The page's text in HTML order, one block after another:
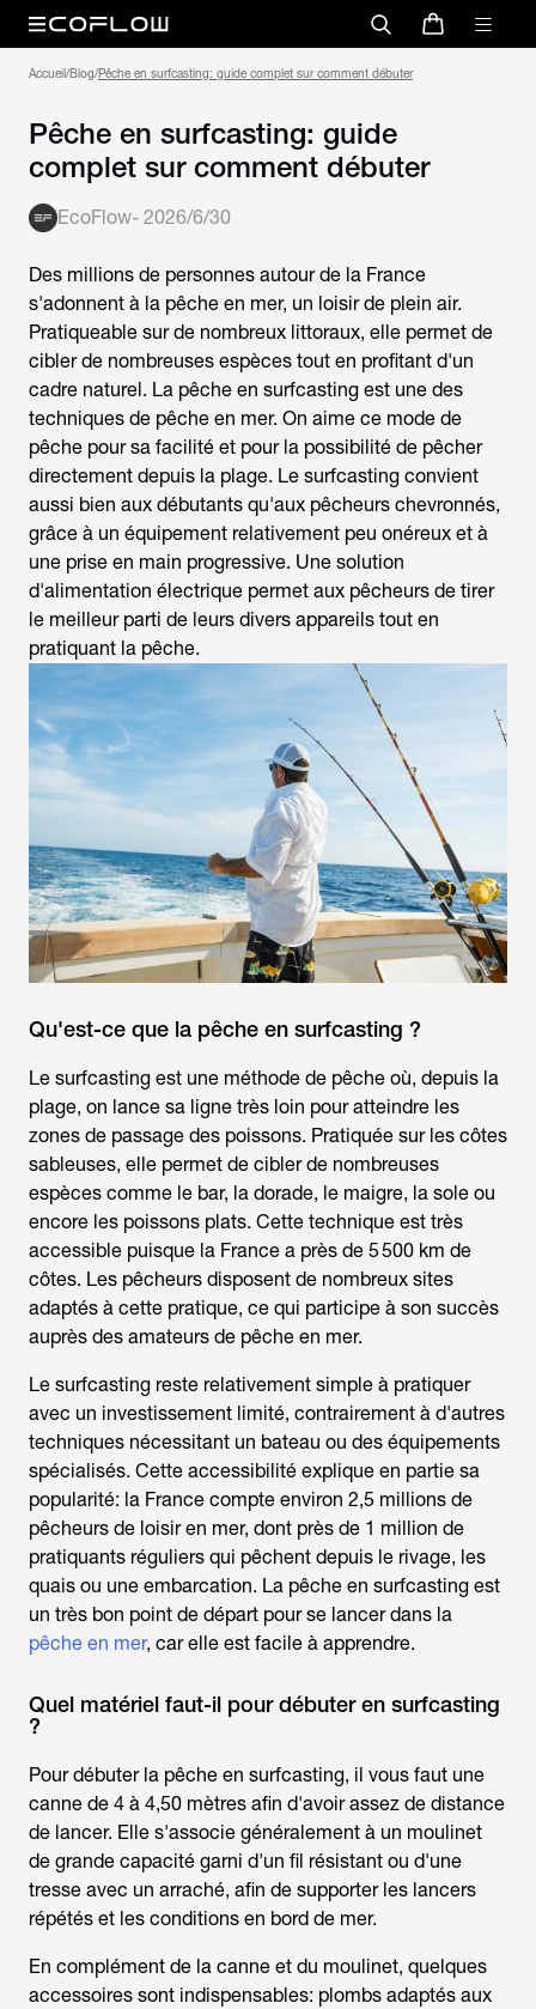
Accueil/Blog/Pêche en surfcasting: guide complet sur comment débuter
Pêche en surfcasting: guide
complet sur comment débuter
EcoFlow- 2026/6/30
Des millions de personnes autour de la France
s'adonnent à la pêche en mer, un loisir de plein air.
Pratiqueable sur de nombreux littoraux, elle permet de
cibler de nombreuses espèces tout en profitant d'un
cadre naturel. La pêche en surfcasting est une des
techniques de pêche en mer. On aime ce mode de
pêche pour sa facilité et pour la possibilité de pêcher
directement depuis la plage. Le surfcasting convient
aussi bien aux débutants qu'aux pêcheurs chevronnés,
grâce à un équipement relativement peu onéreux et à
une prise en main progressive. Une solution
d'alimentation électrique permet aux pêcheurs de tirer
le meilleur parti de leurs divers appareils tout en
pratiquant la pêche.
Qu'est-ce que la pêche en surfcasting ?
Le surfcasting est une méthode de pêche où, depuis la
plage, on lance sa ligne très loin pour atteindre les
zones de passage des poissons. Pratiquée sur les côtes
sableuses, elle permet de cibler de nombreuses
espèces comme le bar, la dorade, le maigre, la sole ou
encore les poissons plats. Cette technique est très
accessible puisque la France a près de 5 500 km de
côtes. Les pêcheurs disposent de nombreux sites
adaptés à cette pratique, ce qui participe à son succès
auprès des amateurs de pêche en mer.
Le surfcasting reste relativement simple à pratiquer
avec un investissement limité, contrairement à d'autres
techniques nécessitant un bateau ou des équipements
spécialisés. Cette accessibilité explique en partie sa
popularité: la France compte environ 2,5 millions de
pêcheurs de loisir en mer, dont près de 1 million de
pratiquants réguliers qui pêchent depuis le rivage, les
quais ou une embarcation. La pêche en surfcasting est
un très bon point de départ pour se lancer dans la
pêche en mer, car elle est facile à apprendre.
Quel matériel faut-il pour débuter en surfcasting
?
Pour débuter la pêche en surfcasting, il vous faut une
canne de 4 à 4,50 mètres afin d'avoir assez de distance
de lancer. Elle s'associe généralement à un moulinet
de grande capacité garni d'un fil résistant ou d'une
tresse avec un arraché, afin de supporter les lancers
répétés et les conditions en bord de mer.
En complément de la canne et du moulinet, quelques
accessoires sont indispensables: plombs adaptés aux